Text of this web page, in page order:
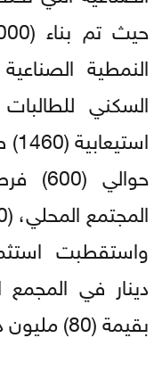
النمطية
السكني
حوالي
دينار في
بقيمة (80) مليون دينار في الروضة الصناعية.